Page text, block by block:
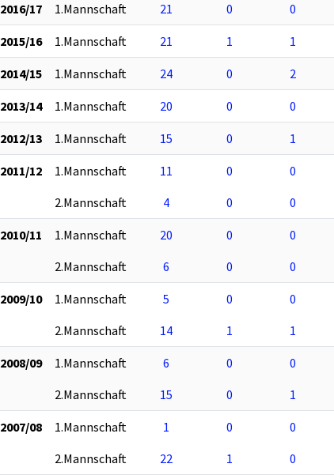
2016/17 1.Mannschaft 21 0 0
2015/16 1.Mannschaft 21 1 1
2014/15 1.Mannschaft 24 0 2
2013/14 1.Mannschaft 20 0 0
2012/13 1.Mannschaft 15 0 1
2011/12 1.Mannschaft 11 0 0
2.Mannschaft
4 0 0
2010/11 1.Mannschaft 20 0 0
2.Mannschaft
6 0 0
2009/10 1.Mannschaft 5 0 0
2.Mannschaft
14 1 1
2008/09 1.Mannschaft 6 0 0
2.Mannschaft
15 0 1
2007/08 1.Mannschaft 1 0 0
2.Mannschaft
22 1 0